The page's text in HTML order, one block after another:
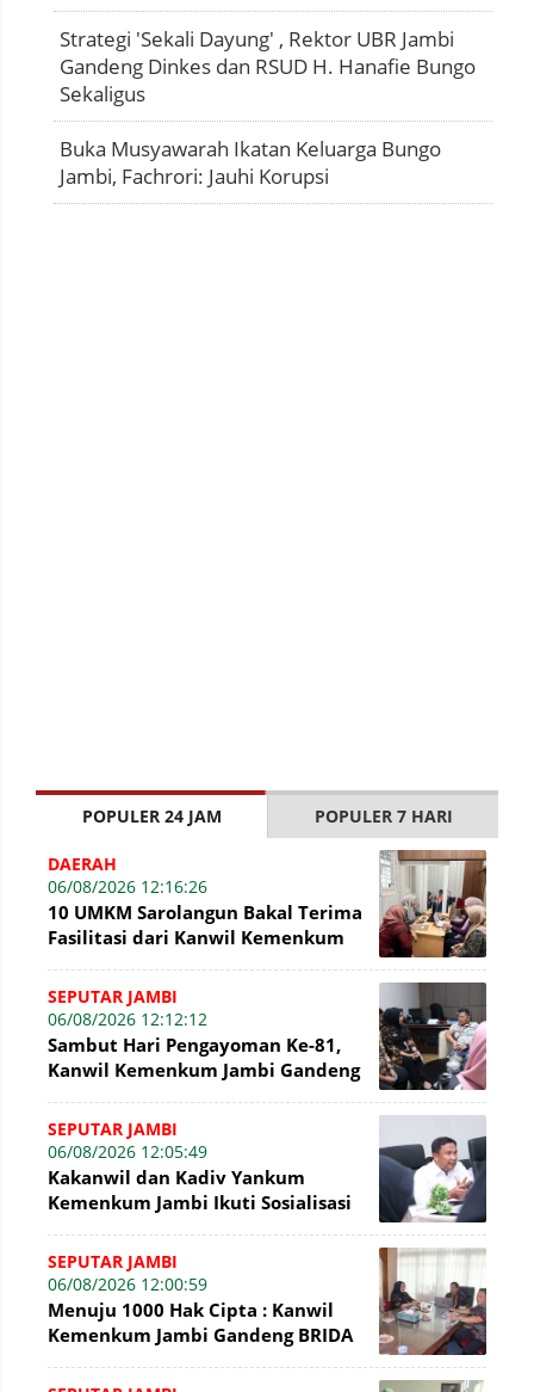
Strategi 'Sekali Dayung' , Rektor UBR Jambi
Gandeng Dinkes dan RSUD H. Hanafie Bungo
Sekaligus
Buka Musyawarah Ikatan Keluarga Bungo
Jambi, Fachrori: Jauhi Korupsi
POPULER 24 JAM POPULER 7 HARI
DAERAH
06/08/2026 12:16:26
10 UMKM Sarolangun Bakal Terima
Fasilitasi dari Kanwil Kemenkum
SEPUTAR JAMBI
06/08/2026 12:12:12
Sambut Hari Pengayoman Ke-81,
Kanwil Kemenkum Jambi Gandeng
Gratis
SEPUTAR JAMBI
06/08/2026 12:05:49
Kakanwil dan Kadiv Yankum
Kemenkum Jambi Ikuti Sosialisasi
Secara Admin
SEPUTAR JAMBI
06/08/2026 12:00:59
Menuju 1000 Hak Cipta : Kanwil
Kemenkum Jambi Gandeng BRIDA